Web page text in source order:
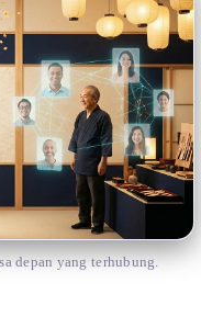
depan yang terhubung.